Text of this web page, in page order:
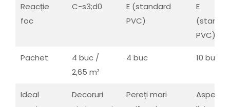
Reacție
foc
C-s3;d0
E (standard
PVC)
E
PVC)
Pachet
4 buc /
2,65 m²
4 buc 10 buc
Ideal
Decoruri
Pereți mari
Aspect